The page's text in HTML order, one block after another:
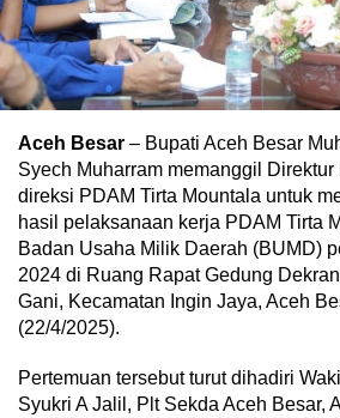
Aceh Besar – Bupati Aceh Besar
Syech Muharram memanggil Direktur
direksi PDAM Tirta Mountala untuk
hasil pelaksanaan kerja PDAM Tirta
Badan Usaha Milik Daerah (BUMD)
2024 di Ruang Rapat Gedung
Gani, Kecamatan Ingin Jaya, Aceh
(22/4/2025).
Pertemuan tersebut turut dihadiri
Syukri A Jalil, Plt Sekda Aceh Besar,